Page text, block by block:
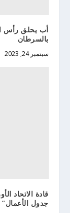
أب يحلق رأس
بالسرطان
سبتمبر 24, 2023
قادة الاتحاد
جدول الأعمال”